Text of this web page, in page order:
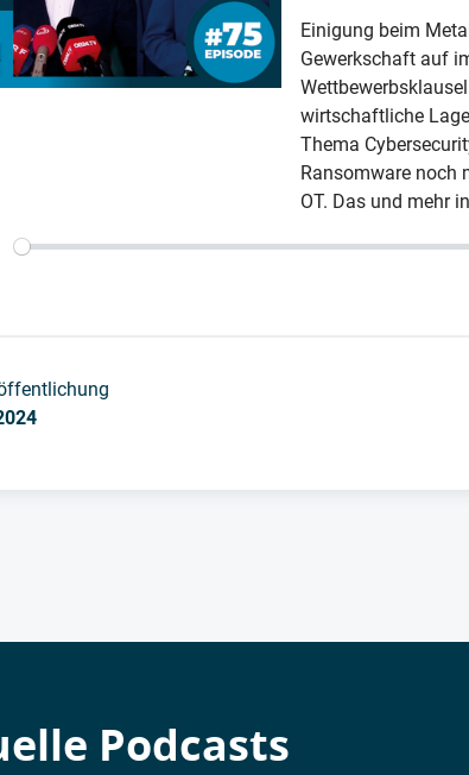
Einigung beim
Gewerkschaft auf
wirtschaftliche
Thema
Ransomware noch
OT. Das und mehr
Podcasts